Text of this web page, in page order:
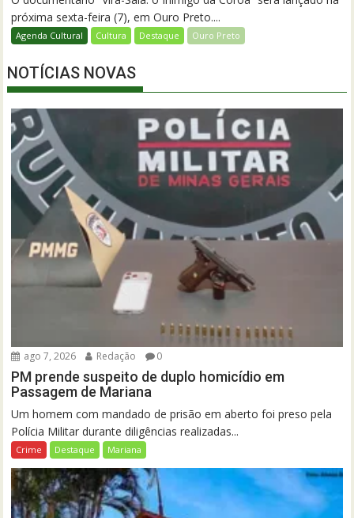
próxima sexta-feira (7), em Ouro Preto....
Agenda Cultural Cultura Destaque Ouro Preto
NOTÍCIAS NOVAS
ago 7, 2026 Redação 0
PM prende suspeito de duplo homicídio em
Passagem de Mariana
Um homem com mandado de prisão em aberto foi preso pela
Polícia Militar durante diligências realizadas...
Crime Destaque Mariana